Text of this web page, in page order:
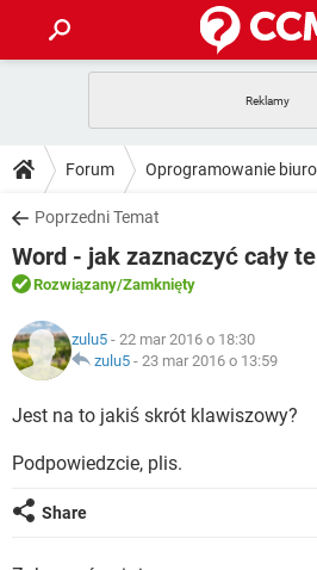
GRY
SPOTIFY
INSTAGRAM
WINDOWS 10
PORADY
PlayStation
SPOTIFY
INSTAGRAM
WINDOWS 10
DO POBRANIA
ANDROID
GRY
IOS
INSTAGRAM
WINDOWS 10
FORUM
COVID-19
GRY
ARTYKUŁY
COVID-19
GRY
SPOTIFY
INSTAGRAM
Forum Oprogramowanie
Poprzedni Temat
Word - jak zaznaczyć cały
Rozwiązany/Zamknięty
zulu5 - 22 mar 2016 o 18:30
zulu5 - 23 mar 2016 o 13:59
Jest na to jakiś skrót klawiszowy?
Podpowiedzcie, plis.
Share